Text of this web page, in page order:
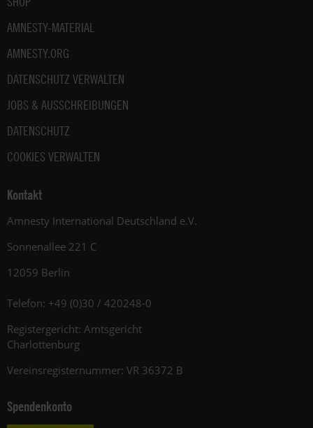
AMNESTY-MATERIAL
AMNESTY.ORG
DATENSCHUTZ VERWALTEN
JOBS & AUSSCHREIBUNGEN
DATENSCHUTZ
COOKIES VERWALTEN
Kontakt
Amnesty International Deutschland e.V.
Sonnenallee 221 C
12059 Berlin
Telefon: +49 (0)30 / 420248-0
Registergericht: Amtsgericht
Charlottenburg
Vereinsregisternummer: VR 36372 B
Spendenkonto